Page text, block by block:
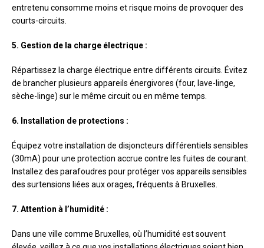
entretenu consomme moins et risque moins de provoquer des
courts-circuits.
5. Gestion de la charge électrique :
Répartissez la charge électrique entre différents circuits. Évitez
de brancher plusieurs appareils énergivores (four, lave-linge,
sèche-linge) sur le même circuit ou en même temps.
6. Installation de protections :
Équipez votre installation de disjoncteurs différentiels sensibles
(30mA) pour une protection accrue contre les fuites de courant.
Installez des parafoudres pour protéger vos appareils sensibles
des surtensions liées aux orages, fréquents à Bruxelles.
7. Attention à l’humidité :
Dans une ville comme Bruxelles, où l’humidité est souvent